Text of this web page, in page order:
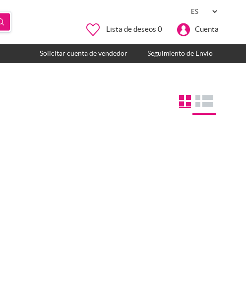
Lista de deseos 0 Cuenta
Solicitar cuenta de vendedor Seguimiento de Envío